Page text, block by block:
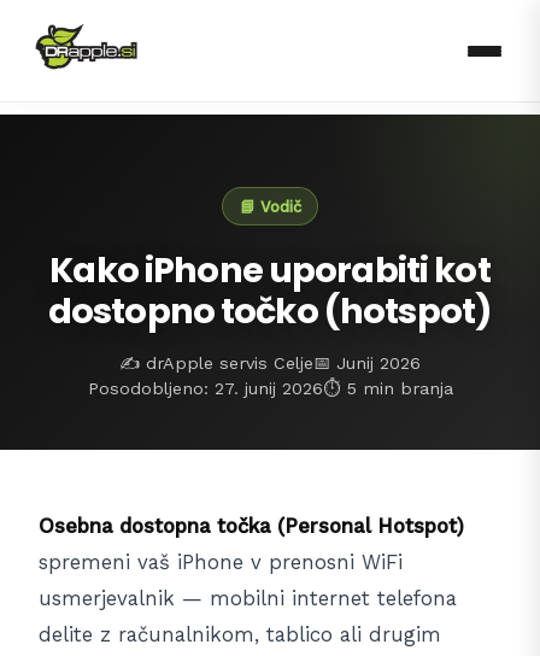
📘 Vodič
Kako iPhone uporabiti kot
dostopno točko (hotspot)
✍️ drApple servis Celje📅 Junij 2026
Posodobljeno: 27. junij 2026⏱️ 5 min branja
Osebna dostopna točka (Personal Hotspot)
spremeni vaš iPhone v prenosni WiFi
usmerjevalnik — mobilni internet telefona
delite z računalnikom, tablico ali drugim